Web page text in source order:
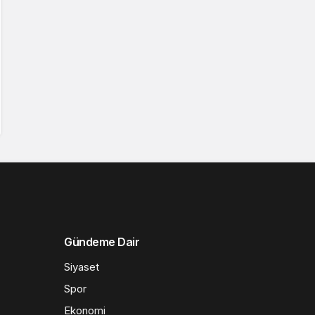
Gündeme Dair
Siyaset
Spor
Ekonomi